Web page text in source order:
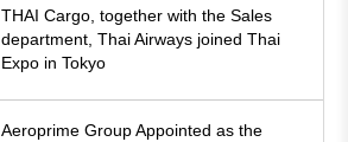
THAI Cargo, together with the Sales
department, Thai Airways joined Thai
Expo in Tokyo
Aeroprime Group Appointed as the